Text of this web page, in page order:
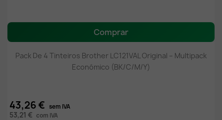
Comprar
Pack De 4 Tinteiros Brother LC121VAL Original – Multipack
Económico (BK/C/M/Y)
43,26 € sem IVA
53,21 € com IVA